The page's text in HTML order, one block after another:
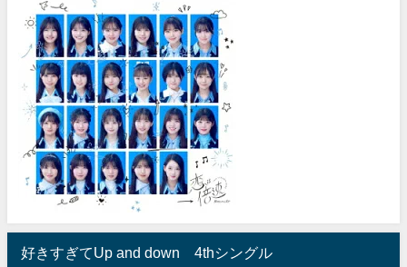
好きすぎてUp and down 4thシングル